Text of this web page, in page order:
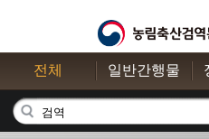
전체 일반간행물